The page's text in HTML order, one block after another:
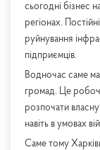
сьогодні бізнес
регіонах.
руйнування
підприємців.
Водночас саме
громад. Це
розпочати
навіть в умовах
Саме тому